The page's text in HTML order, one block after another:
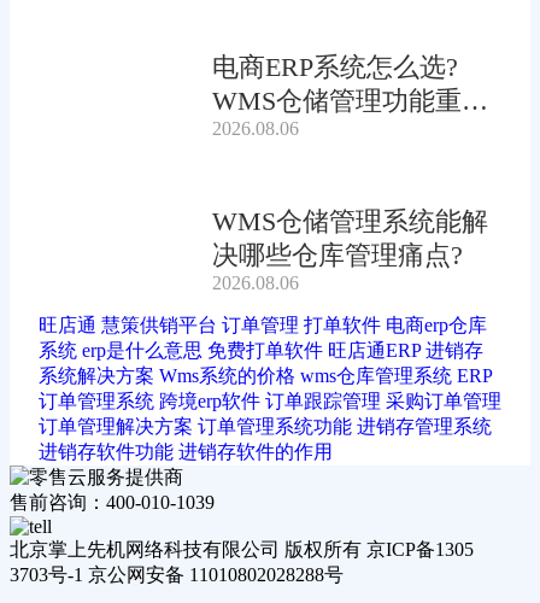
电商ERP系统怎么选?
WMS仓储管理功能重要
吗?
2026.08.06
WMS仓储管理系统能解
决哪些仓库管理痛点?
2026.08.06
旺店通 慧策供销平台 订单管理 打单软件 电商erp仓库
系统 erp是什么意思 免费打单软件 旺店通ERP 进销存
系统解决方案 Wms系统的价格 wms仓库管理系统 ERP
订单管理系统 跨境erp软件 订单跟踪管理 采购订单管理
订单管理解决方案 订单管理系统功能 进销存管理系统
进销存软件功能 进销存软件的作用
售前咨询：400-010-1039
北京掌上先机网络科技有限公司 版权所有 京ICP备1305
3703号-1 京公网安备 11010802028288号